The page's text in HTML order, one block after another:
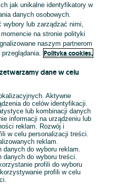
konto Apple
konto Google
jak unikalne identyfikatory w
danych osobowych.
lub zarządzać nimi,
na stronie polityki
naszym partnerom
Polityka cookies,
dane w celu
Aktywne
do celów identyfikacji.
lub kombinacji danych
informacji na urządzeniu lub
reklam. Rozwój i
w celu personalizacji treści.
reklam.
do wyboru reklam.
do wyboru treści.
profili do wyboru
profili w celu